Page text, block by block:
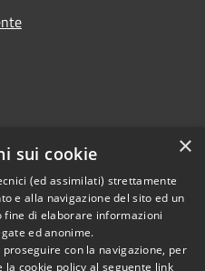
Copyright © 2026 • Comune di
×
sui cookie
(ed assimilati) strettamente
e alla navigazione del sito ed un
fine di elaborare informazioni
ed anonime.
con la navigazione, per
cookie policy al seguente link